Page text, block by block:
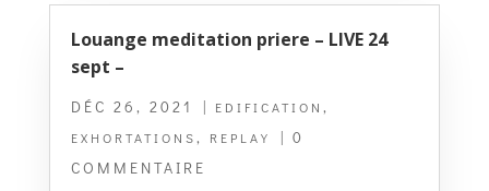
Louange meditation priere – LIVE 24
sept –
DÉC 26, 2021 | EDIFICATION ,
EXHORTATIONS , REPLAY
| 0
COMMENTAIRE